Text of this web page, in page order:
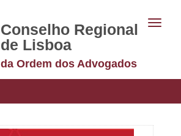
Conselho Regional
de Lisboa
da Ordem dos Advogados